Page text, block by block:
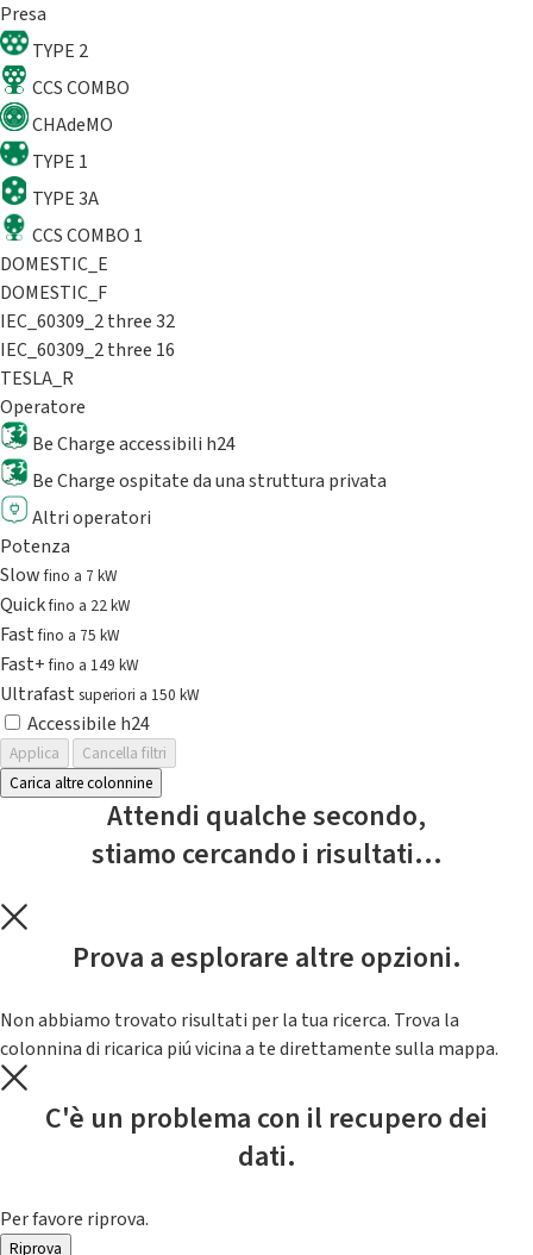
Presa
TYPE 2
CCS COMBO
CHAdeMO
TYPE 1
TYPE 3A
CCS COMBO 1
DOMESTIC_E
DOMESTIC_F
IEC_60309_2 three 32
IEC_60309_2 three 16
TESLA_R
Operatore
Be Charge accessibili h24
Be Charge ospitate da una struttura privata
Altri operatori
Potenza
Slowfino a 7 kW
Quickfino a 22 kW
Fastfino a 75 kW
Fast+fino a 149 kW
Ultrafast superiori a 150 kW
Accessibile h24
Applica
Cancella filtri
Carica altre colonnine
Attendi qualche secondo,
stiamo cercando i risultati...
Prova a esplorare altre opzioni.
Non abbiamo trovato risultati per la tua ricerca. Trova la
colonnina di ricarica piú vicina a te direttamente sulla mappa.
C'è un problema con il recupero dei
dati.
Per favore riprova.
Riprova